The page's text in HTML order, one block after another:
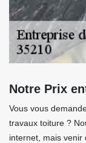
Notre Prix
Vous vous
travaux toiture ?
internet, mais venir